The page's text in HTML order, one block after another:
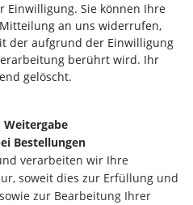
Einwilligung. Sie können Ihre
an uns widerrufen,
der aufgrund der Einwilligung
berührt wird. Ihr
gelöscht.
Weitergabe
Bestellungen
verarbeiten wir Ihre
soweit dies zur Erfüllung und
zur Bearbeitung Ihrer